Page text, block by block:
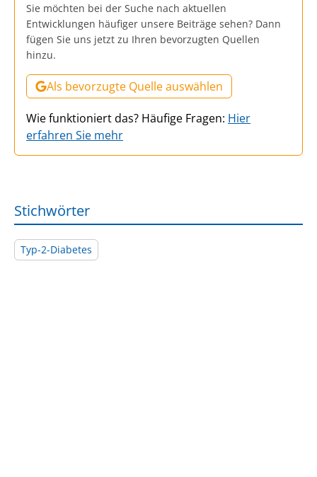
Sie möchten bei der Suche nach aktuellen
Entwicklungen häufiger unsere Beiträge sehen? Dann
fügen Sie uns jetzt zu Ihren bevorzugten Quellen
hinzu.
Als bevorzugte Quelle auswählen
Wie funktioniert das? Häufige Fragen: Hier
erfahren Sie mehr
Stichwörter
Typ-2-Diabetes